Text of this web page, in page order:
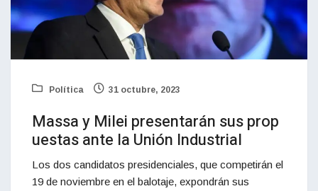
Política 31 octubre, 2023
Massa y Milei presentarán sus prop
uestas ante la Unión Industrial
Los dos candidatos presidenciales, que competirán el
19 de noviembre en el balotaje, expondrán sus